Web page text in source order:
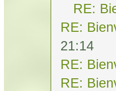
RE:
RE:
21:14
RE:
RE: